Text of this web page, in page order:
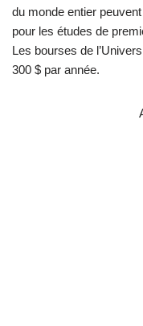
du monde entier
pour les études de
Les bourses de
300 $ par année.